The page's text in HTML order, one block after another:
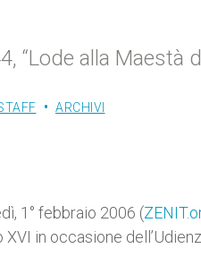
“Lode alla Maestà
ARCHIVI
1° febbraio 2006 (
in occasione